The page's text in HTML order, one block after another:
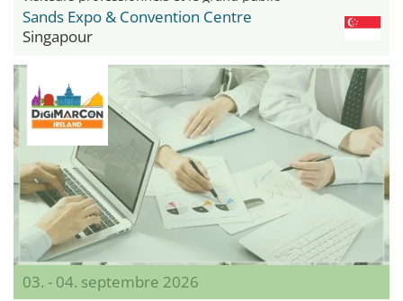
Sands Expo & Convention Centre
Singapour
03. - 04. septembre 2026